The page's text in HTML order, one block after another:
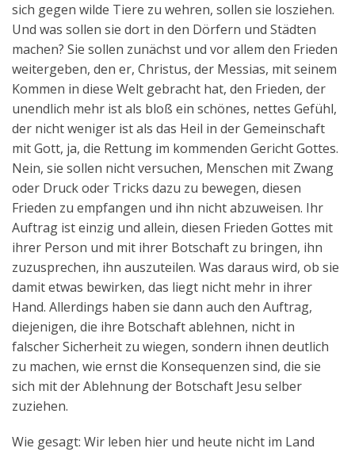
sich gegen wilde Tiere zu wehren, sollen sie losziehen.
Und was sollen sie dort in den Dörfern und Städten
machen? Sie sollen zunächst und vor allem den Frieden
weitergeben, den er, Christus, der Messias, mit seinem
Kommen in diese Welt gebracht hat, den Frieden, der
unendlich mehr ist als bloß ein schönes, nettes Gefühl,
der nicht weniger ist als das Heil in der Gemeinschaft
mit Gott, ja, die Rettung im kommenden Gericht Gottes.
Nein, sie sollen nicht versuchen, Menschen mit Zwang
oder Druck oder Tricks dazu zu bewegen, diesen
Frieden zu empfangen und ihn nicht abzuweisen. Ihr
Auftrag ist einzig und allein, diesen Frieden Gottes mit
ihrer Person und mit ihrer Botschaft zu bringen, ihn
zuzusprechen, ihn auszuteilen. Was daraus wird, ob sie
damit etwas bewirken, das liegt nicht mehr in ihrer
Hand. Allerdings haben sie dann auch den Auftrag,
diejenigen, die ihre Botschaft ablehnen, nicht in
falscher Sicherheit zu wiegen, sondern ihnen deutlich
zu machen, wie ernst die Konsequenzen sind, die sie
sich mit der Ablehnung der Botschaft Jesu selber
zuziehen.
Wie gesagt: Wir leben hier und heute nicht im Land